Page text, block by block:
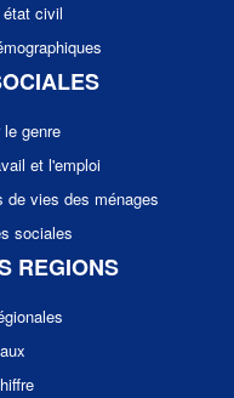
civil
genre
et l'emploi
vies des ménages
sociales
REGIONS